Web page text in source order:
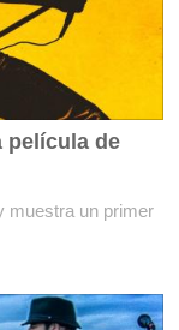
película de
muestra un primer